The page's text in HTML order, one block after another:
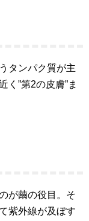
タンパク質が主
く”第2の皮膚”ま
が繭の役目。そ
紫外線が及ぼす